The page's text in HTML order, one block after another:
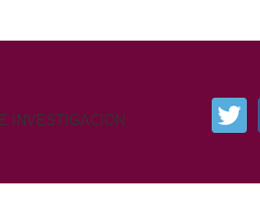
INVESTIGACIÓN